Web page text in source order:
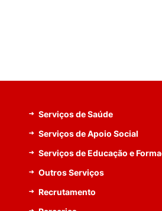
Serviços de Saúde
Serviços de Apoio Social
Serviços de Educação e
Outros Serviços
Recrutamento